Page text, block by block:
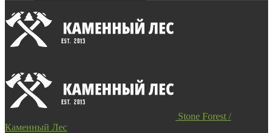
Stone Forest /
Каменный Лес